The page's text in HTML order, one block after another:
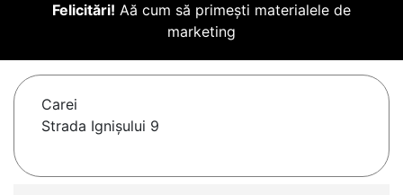
Felicitări! Aă cum să primești materialele de
marketing
Carei
Strada Ignişului 9